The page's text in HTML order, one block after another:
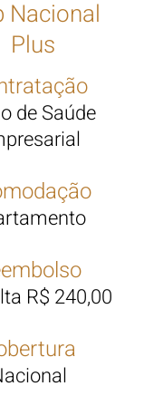
Nacional
Plus
de Saúde
R$ 240,00